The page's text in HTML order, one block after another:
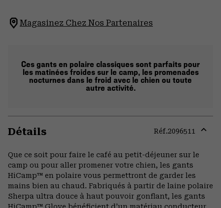
Magasinez Chez Nos Partenaires
Ces gants en polaire classiques sont parfaits pour
les matinées froides sur le camp, les promenades
nocturnes dans le froid avec le chien ou toute
autre activité.
Détails Réf.2096511
Que ce soit pour faire le café au petit-déjeuner sur le
camp ou pour aller promener votre chien, les gants
HiCamp™ en polaire vous permettront de garder les
mains bien au chaud. Fabriqués à partir de laine polaire
Sherpa ultra douce à haut pouvoir gonflant, les gants
HiCamp™ Glove bénéficient d’un matériau conducteur